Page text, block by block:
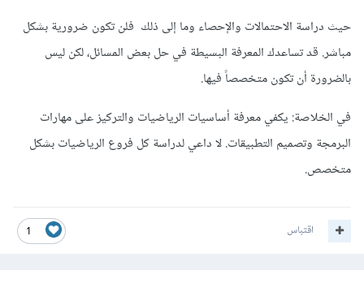
\
حيث دراسة الاحتمالات والإحصاء وما إلى ذلك فلن تكون ضرورية بشكل
مباشر. قد تساعدك المعرفة البسيطة في حل بعض المسائل، لكن ليس
بالضرورة أن تكون متخصصاً فيها.
في الخلاصة: يكفي معرفة أساسيات الرياضيات والتركيز على مهارات
البرمجة وتصميم التطبيقات. لا داعي لدراسة كل فروع الرياضيات بشكل
متخصص.
1 اقتباس